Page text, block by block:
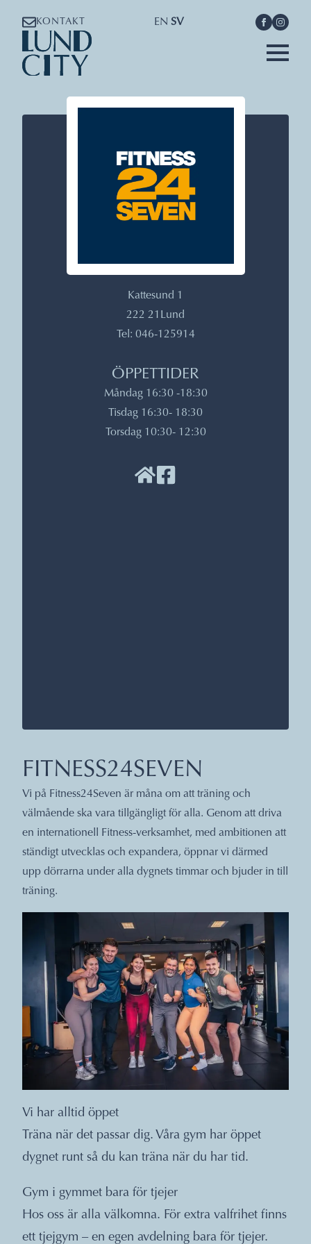
KONTAKT EN SV
FITNESS24SEVEN
Vi på Fitness24Seven är måna om att träning och
välmående ska vara tillgängligt för alla. Genom att driva
en internationell Fitness-verksamhet, med ambitionen att
ständigt utvecklas och expandera, öppnar vi därmed
upp dörrarna under alla dygnets timmar och bjuder in till
träning.
Vi har alltid öppet
Träna när det passar dig. Våra gym har öppet
dygnet runt så du kan träna när du har tid.
Gym i gymmet bara för tjejer
Hos oss är alla välkomna. För extra valfrihet finns
ett tjejgym – en egen avdelning bara för tjejer.
Kattesund 1
222 21 Lund
Tel: 046-125914
ÖPPETTIDER
Måndag 16:30 -18:30
Tisdag 16:30- 18:30
Torsdag 10:30- 12:30